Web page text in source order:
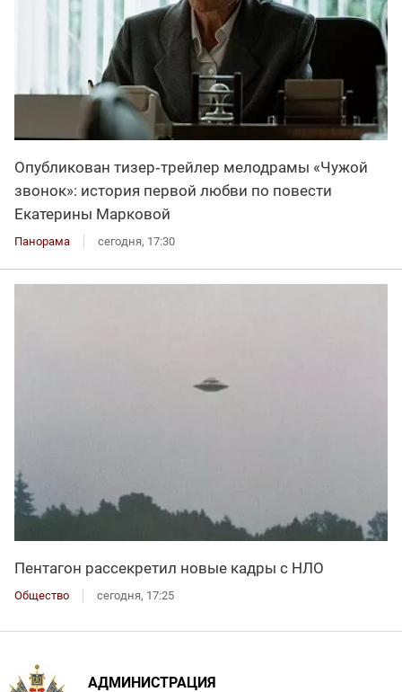
Опубликован тизер‑трейлер мелодрамы «Чужой
звонок»: история первой любви по повести
Екатерины Марковой
Панорама сегодня, 17:30
Пентагон рассекретил новые кадры с НЛО
Общество сегодня, 17:25
АДМИНИСТРАЦИЯ